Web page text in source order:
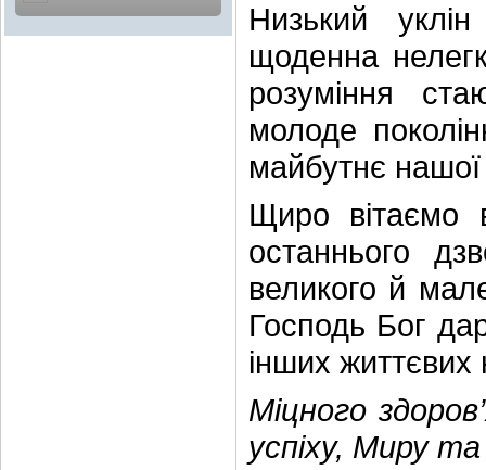
Низький
щоденна
розуміння
молоде
майбутнє нашої
Щиро вітаємо
останнього
великого й
Господь Бог
інших
Міцного
успіху, Миру